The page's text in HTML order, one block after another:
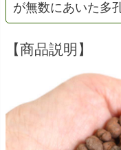
が無数にあいた多
【商品説明】